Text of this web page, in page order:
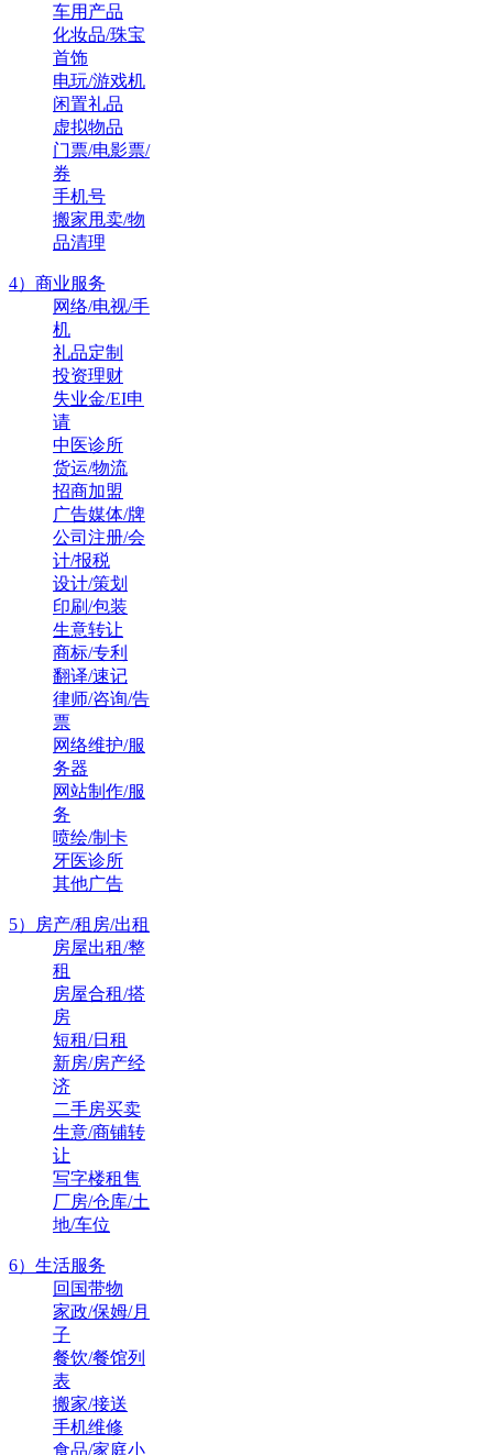
车用产品
化妆品/珠宝
首饰
电玩/游戏机
闲置礼品
虚拟物品
门票/电影票/
券
手机号
搬家甩卖/物
品清理
4）商业服务
网络/电视/手
机
礼品定制
投资理财
失业金/EI申
请
中医诊所
货运/物流
招商加盟
广告媒体/牌
公司注册/会
计/报税
设计/策划
印刷/包装
生意转让
商标/专利
翻译/速记
律师/咨询/告
票
网络维护/服
务器
网站制作/服
务
喷绘/制卡
牙医诊所
其他广告
5）房产/租房/出租
房屋出租/整
租
房屋合租/搭
房
短租/日租
新房/房产经
济
二手房买卖
生意/商铺转
让
写字楼租售
厂房/仓库/土
地/车位
6）生活服务
回国带物
家政/保姆/月
子
餐饮/餐馆列
表
搬家/接送
手机维修
食品/家庭小